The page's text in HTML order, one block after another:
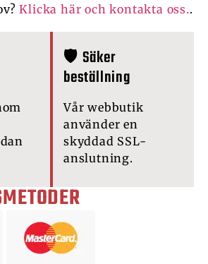
Klicka här och kontakta oss..
🛡️ Säker
beställning
Vår webbutik
använder en
skyddad SSL-
anslutning.